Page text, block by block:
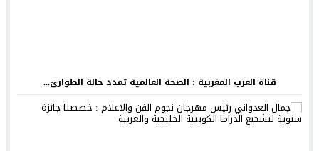
قناة العرب المغربية : الصحة العالمية تمدد حالة الطوارئ...